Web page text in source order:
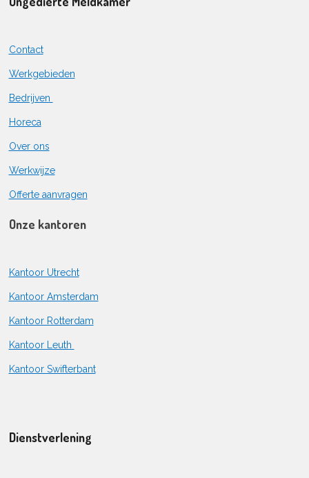
Contact
Werkgebieden
Bedrijven
Horeca
Over ons
Werkwijze
Offerte aanvragen
Onze kantoren
Kantoor Utrecht
Kantoor Amsterdam
Kantoor Rotterdam
Kantoor Leuth
Kantoor Swifterbant
Dienstverlening